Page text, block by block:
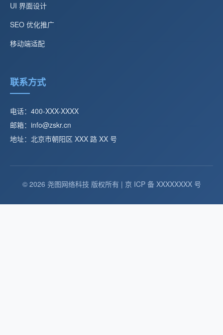
UI 界面设计
SEO 优化推广
移动端适配
联系方式
电话：400-XXX-XXXX
邮箱：info@zskr.cn
地址：北京市朝阳区 XXX 路 XX 号
© 2026 尧图网络科技 版权所有 | 京 ICP 备 XXXXXXXX 号